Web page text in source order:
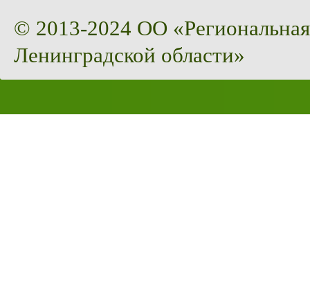
© 2013-2024 ОО
Ленинградской области»